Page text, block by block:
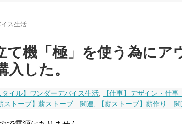
イス生活
て機「極」を使う為にア
入した。
タイル】ワンダーデバイス生活
【仕事】デザイン・仕
ストーブ】薪ストーブ 関連 【薪ストーブ】薪作り 関